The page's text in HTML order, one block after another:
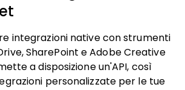
integrazioni native con strumenti
SharePoint e Adobe Creative
a disposizione un'API, così
personalizzate per le tue